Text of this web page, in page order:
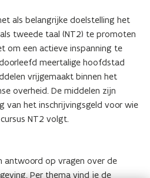
als belangrijke doelstelling het
tweede taal (NT2) te promoten
om een actieve inspanning te
meertalige hoofdstad
vrijgemaakt binnen het
overheid. De middelen zijn
van het inschrijvingsgeld voor wie
NT2 volgt.
antwoord op vragen over de
Per thema vind je de